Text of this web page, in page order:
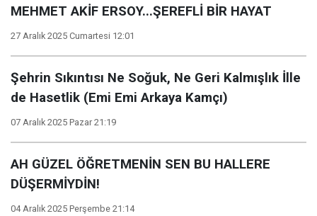
MEHMET AKİF ERSOY...ŞEREFLİ BİR HAYAT
27 Aralık 2025 Cumartesi 12:01
Şehrin Sıkıntısı Ne Soğuk, Ne Geri Kalmışlık İlle
de Hasetlik (Emi Emi Arkaya Kamçı)
07 Aralık 2025 Pazar 21:19
AH GÜZEL ÖĞRETMENİN SEN BU HALLERE
DÜŞERMİYDİN!
04 Aralık 2025 Perşembe 21:14